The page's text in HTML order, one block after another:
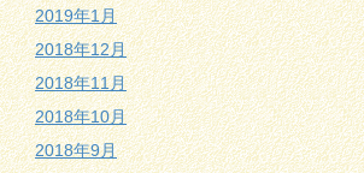
2019年1月
2018年12月
2018年11月
2018年10月
2018年9月